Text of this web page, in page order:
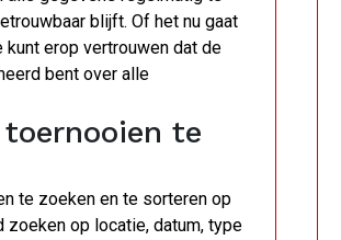
blijft. Of het nu gaat
erop vertrouwen dat de
bent over alle
te
te zoeken en te sorteren op
op locatie, datum, type